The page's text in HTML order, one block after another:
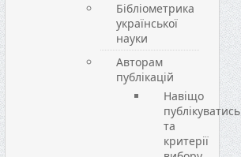
Бібліометрика
української
науки
Авторам
публікацій
Навіщо
публікуватись
та
критерії